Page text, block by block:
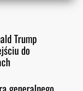
Trump
do